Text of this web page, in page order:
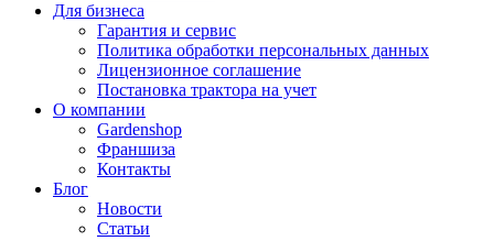
Для бизнеса
Гарантия и сервис
Политика обработки персональных данных
Лицензионное соглашение
Постановка трактора на учет
О компании
Gardenshop
Франшиза
Контакты
Блог
Новости
Статьи